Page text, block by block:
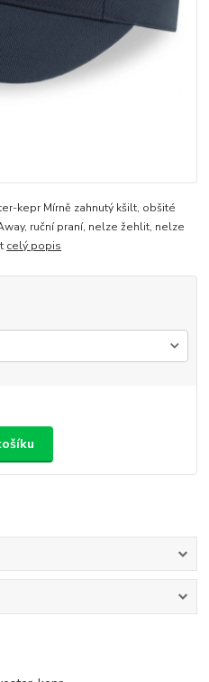
kepr Mírně zahnutý kšilt, obšité
ruční praní, nelze žehlit, nelze
celý popis